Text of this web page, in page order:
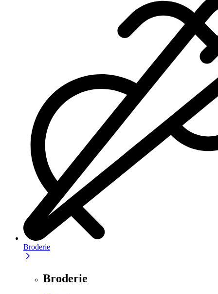
Broderie
Broderie